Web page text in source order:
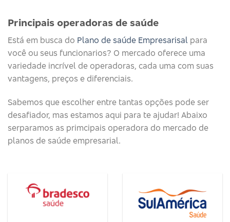
Principais operadoras de saúde​
Está em busca do Plano de saúde Empresarisal para
você ou seus funcionarios? O mercado oferece uma
variedade incrível de operadoras, cada uma com suas
vantagens, preços e diferenciais.
Sabemos que escolher entre tantas opções pode ser
desafiador, mas estamos aqui para te ajudar! Abaixo
serparamos as primcipais operadora do mercado de
planos de saúde empresarial.